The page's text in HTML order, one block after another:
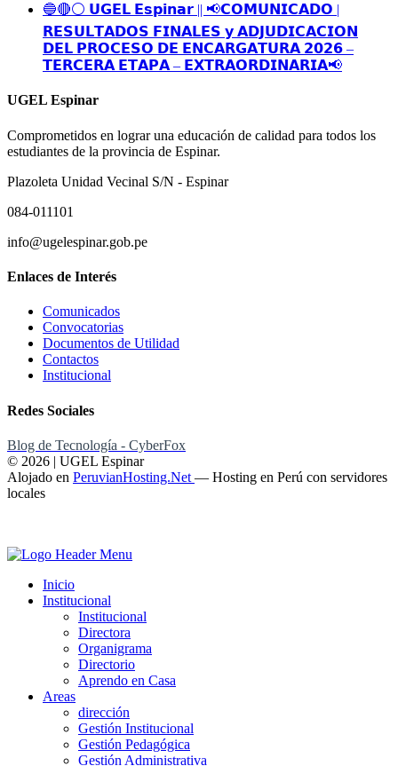
🔵🔴⚪️ 𝗨𝗚𝗘𝗟 𝗘𝘀𝗽𝗶𝗻𝗮𝗿 || 📢𝗖𝗢𝗠𝗨𝗡𝗜𝗖𝗔𝗗𝗢 |
𝗥𝗘𝗦𝗨𝗟𝗧𝗔𝗗𝗢𝗦 𝗙𝗜𝗡𝗔𝗟𝗘𝗦 𝘆 𝗔𝗗𝗝𝗨𝗗𝗜𝗖𝗔𝗖𝗜𝗢𝗡
𝗗𝗘𝗟 𝗣𝗥𝗢𝗖𝗘𝗦𝗢 𝗗𝗘 𝗘𝗡𝗖𝗔𝗥𝗚𝗔𝗧𝗨𝗥𝗔 𝟮𝟬𝟮𝟲 –
𝗧𝗘𝗥𝗖𝗘𝗥𝗔 𝗘𝗧𝗔𝗣𝗔 – 𝗘𝗫𝗧𝗥𝗔𝗢𝗥𝗗𝗜𝗡𝗔𝗥𝗜𝗔📢
UGEL Espinar
Comprometidos en lograr una educación de calidad para todos los
estudiantes de la provincia de Espinar.
Plazoleta Unidad Vecinal S/N - Espinar
084-011101
info@ugelespinar.gob.pe
Enlaces de Interés
Comunicados
Convocatorias
Documentos de Utilidad
Contactos
Institucional
Redes Sociales
Blog de Tecnología - CyberFox
© 2026 | UGEL Espinar
Alojado en PeruvianHosting.Net — Hosting en Perú con servidores
locales
Inicio
Institucional
Institucional
Directora
Organigrama
Directorio
Aprendo en Casa
Areas
dirección
Gestión Institucional
Gestión Pedagógica
Gestión Administrativa